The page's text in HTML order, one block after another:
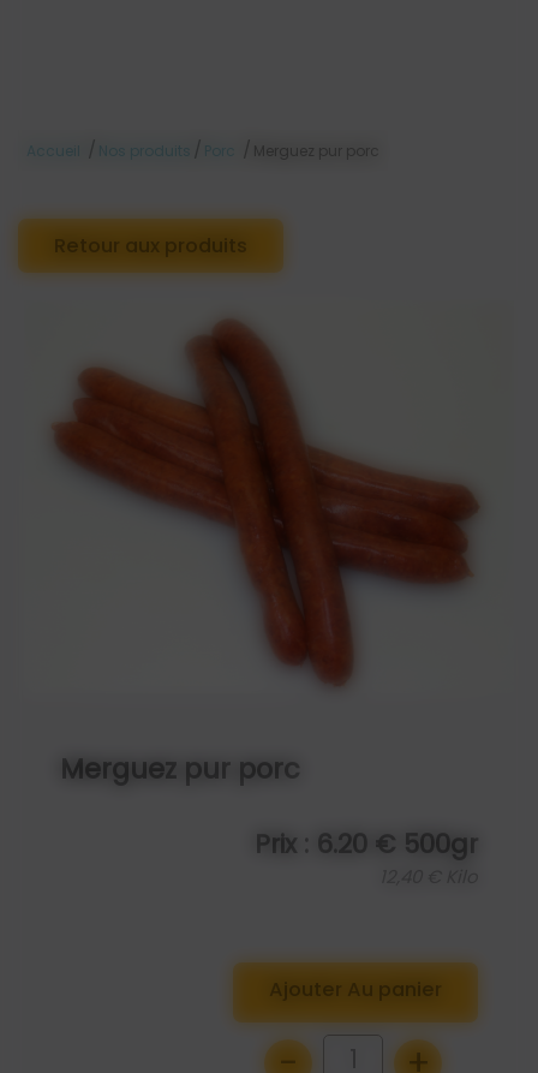
Accueil / Nos produits / / Merguez pur porc
Retour aux produits
Merguez pur porc
Prix : 6.20 € 500gr
Ajouter Au panier